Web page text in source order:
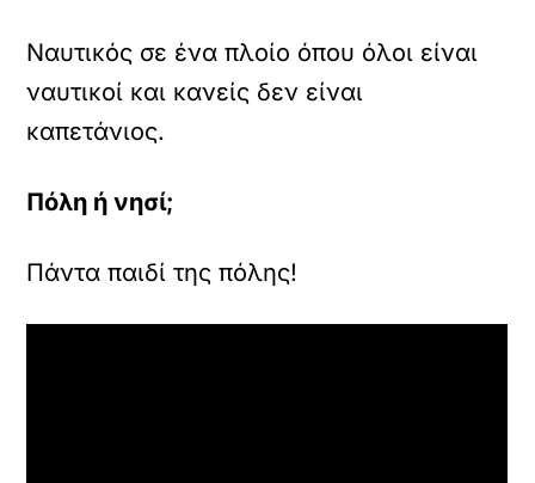
Ναυτικός σε ένα πλοίο όπου όλοι είναι
ναυτικοί και κανείς δεν είναι
καπετάνιος.
Πόλη ή νησί;
Πάντα παιδί της πόλης!